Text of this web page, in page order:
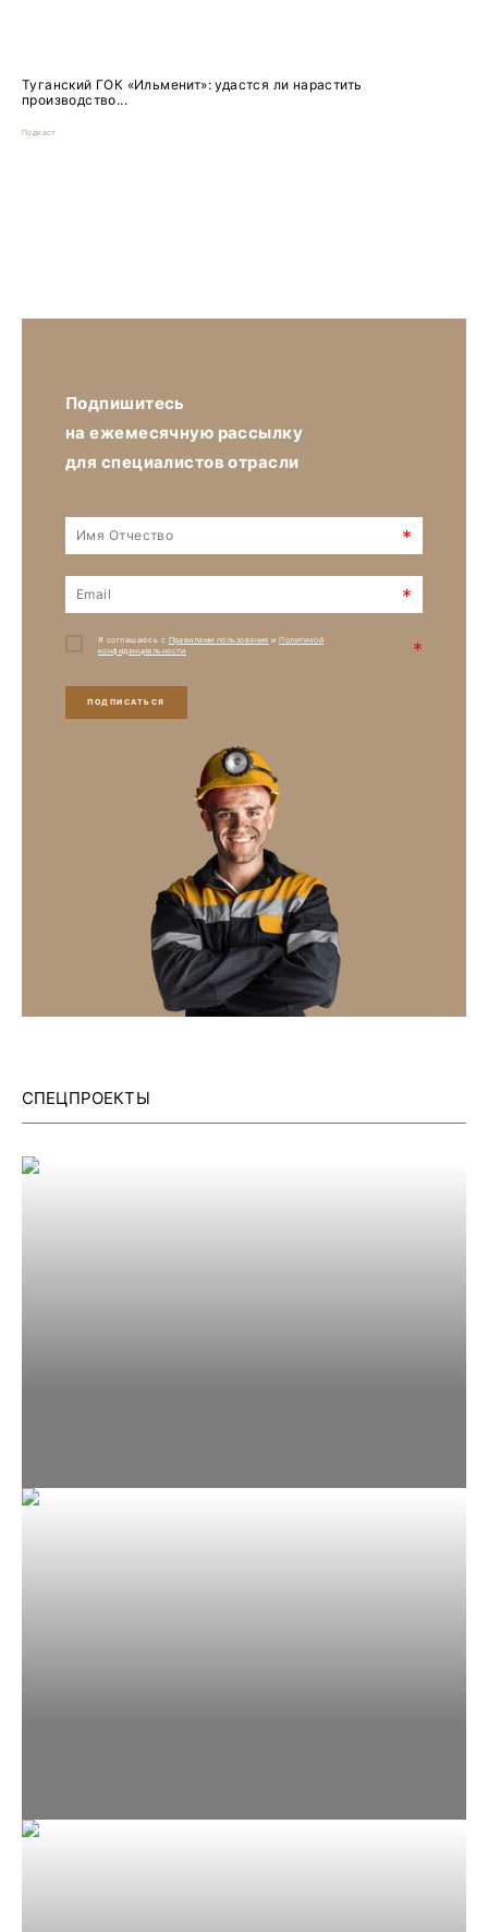
Туганский ГОК «Ильменит»: удастся ли нарастить
производство...
Подкаст
Подпишитесь
на ежемесячную рассылку
для специалистов отрасли
*
*
Я соглашаюсь с Правилами пользования иПолитикой
конфиденциальности
*
ПОДПИСАТЬСЯ
СПЕЦПРОЕКТЫ